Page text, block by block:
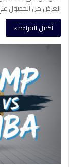
الغرض من الحصول
أكمل القراءة »